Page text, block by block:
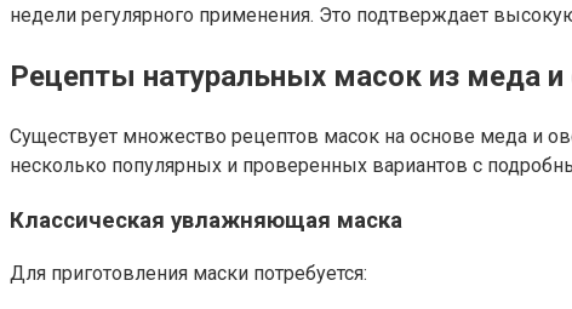
недели регулярного применения. Это подтверждает
Рецепты натуральных масок из меда и
Существует множество рецептов масок на основе меда и
несколько популярных и проверенных вариантов с
Классическая увлажняющая маска
Для приготовления маски потребуется: